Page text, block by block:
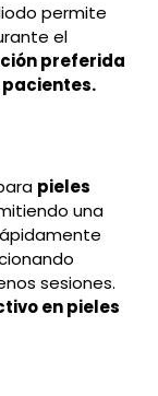
permite
el
preferida
pieles
una
sesiones.
en pieles